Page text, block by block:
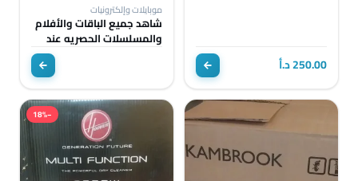
250.00 د.أ
موبايلات وإلكترونيات
شاهد جميع الباقات والأفلام
والمسلسلات الحصريه عند
−18%